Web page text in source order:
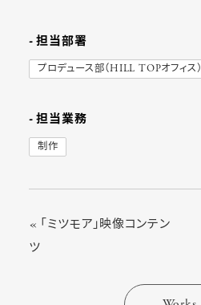
- 担当部署
プロデュース部（HILL TOPオフィス）
- 担当業務
制作
« 「ミツモア」映像コンテン
ツ